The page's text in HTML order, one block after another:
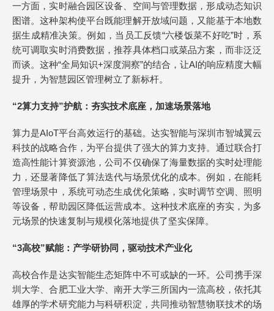
一方面，实时融合园区设备、空间与管理数据，形成动态知识
图谱。这种架构使平台既能理解开放域问题，又能基于本地数
据生成精准决策。例如，当员工反馈“六楼饭菜不好吃”时，系
统可调取实时消费数据，推荐具体档口或菜品方案，而非泛泛
而谈。这种“全局知识+深度洞察”的结合，让AI的响应精度大幅
提升，为智慧园区管理树立了新标杆。
“2算力支持”护航：夯实技术底座，加速场景落地
算力是AIoT平台高效运行的基础。达实智能与深圳市智城翼云
科技的战略合作，为平台提供了强大的算力支持。通过联合打
造高性能计算资源池，公司不仅确保了海量数据的实时处理能
力，还显著降低了算法迭代与场景优化的成本。例如，在能耗
管理场景中，系统可动态生成优化策略，实时调节空调、照明
等设备，帮助园区降低运营成本。这种技术底座的夯实，为多
元场景的快速复制与规模化落地提供了坚实保障。
“3高校”赋能：产学研协同，驱动技术产业化
高校合作是达实智能生态矩阵中不可或缺的一环。公司携手深
圳大学、合肥工业大学、南开大学三所国内一流高校，依托其
雄厚的学术研究能力与科研积淀，共同推动智慧物联技术的场